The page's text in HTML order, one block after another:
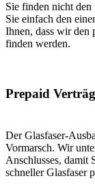
Sie finden nicht den
Sie einfach den
Ihnen, dass wir den
finden werden.
Prepaid
Der Glasfaser-
Vormarsch. Wir
Anschlusses, damit
schneller Glasfaser